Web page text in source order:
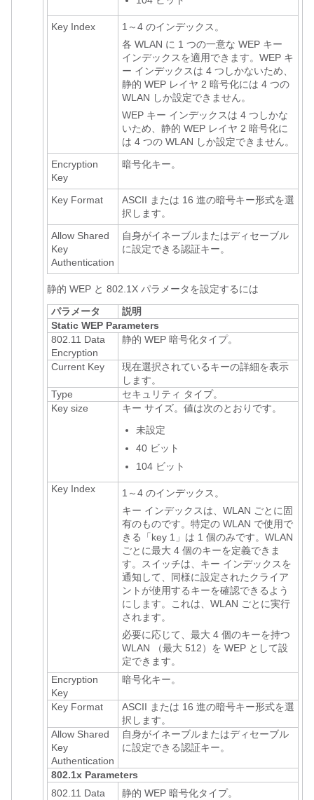
Key Index
1～4 のインデックス。
各 WLAN に 1 つの一意な WEP キー
インデックスを適用できます。WEP キ
ー インデックスは 4 つしかないため、
静的 WEP レイヤ 2 暗号化には 4 つの
WLAN しか設定できません。
WEP キー インデックスは 4 つしかな
いため、静的 WEP レイヤ 2 暗号化に
は 4 つの WLAN しか設定できません。
Encryption
Key
暗号化キー。
Key Format
ASCII または 16 進の暗号キー形式を選
択します。
Allow Shared
Key
Authentication
自身がイネーブルまたはディセーブル
に設定できる認証キー。
静的 WEP と 802.1X パラメータを設定するには
パラメータ
説明
Static WEP Parameters
802.11 Data
Encryption
静的 WEP 暗号化タイプ。
Current Key
現在選択されているキーの詳細を表示
します。
Type
セキュリティ タイプ。
Key size
キー サイズ。値は次のとおりです。
未設定
40 ビット
104 ビット
Key Index
1～4 のインデックス。
キー インデックスは、WLAN ごとに固
有のものです。特定の WLAN で使用で
きる「key 1」は 1 個のみです。WLAN
ごとに最大 4 個のキーを定義できま
す。
スイッチは、キー インデックスを
通知して、同様に設定されたクライア
ントが使用するキーを確認できるよう
にします。これは、WLAN ごとに実行
されます。
必要に応じて、最大 4 個のキーを持つ
WLAN （最大 512）を WEP として設
定できます。
Encryption
Key
暗号化キー。
Key Format
ASCII または 16 進の暗号キー形式を選
択します。
Allow Shared
Key
Authentication
自身がイネーブルまたはディセーブル
に設定できる認証キー。
802.1x Parameters
802.11 Data
静的 WEP 暗号化タイプ。